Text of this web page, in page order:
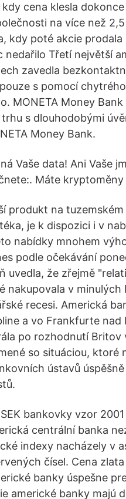
cena klesla
na více než
kdy poté akcie
nedařilo Třetí největší
zavedla
s pomocí
MONETA Money
s dlouhodobými
Money Bank.
Vaše data! Ani Vaše
Máte
produkt na
je k dispozici i v
nabídky mnohem
podle očekávání
uvedla, že zřejmě
nakupovala v
recesi. Americká
a vo Frankfurte
po rozhodnutí Britov
so situáciou, ktoré
ústavů
SEK bankovky vzor
centrální banka
indexy nacházely v
čísel. Cena
banky úspešne
americké banky majú